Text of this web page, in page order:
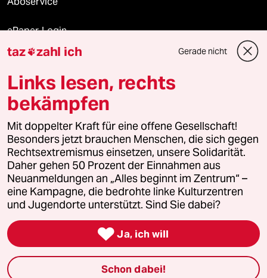
ePaper Login
Downloads für Abonnierende
© 2026 taz Verlags und Vertriebs GmbH
Alle Rechte vorbehalten. Bei rechtlichen Fragen oder für Genehmigungen
wenden Sie sich bitte an
lizenzen@taz.de
Feedback Redaktionsstatut Kommune-Richtlinien
Leitlinie Informant Datenschutz Impressum AGB
Seitenwende Einwilligungen widerrufen (Ads)
taz zahl ich Gerade nicht
Links lesen, rechts
bekämpfen
Mit doppelter Kraft für eine offene Gesellschaft!
Besonders jetzt brauchen Menschen, die sich gegen
Rechtsextremismus einsetzen, unsere Solidarität.
Daher gehen 50 Prozent der Einnahmen aus
Neuanmeldungen an „Alles beginnt im Zentrum“ –
eine Kampagne, die bedrohte linke Kulturzentren
und Jugendorte unterstützt. Sind Sie dabei?
 Ja, ich will
Schon dabei!